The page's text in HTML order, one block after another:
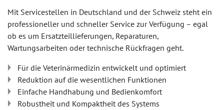
Mit Servicestellen in Deutschland und der Schweiz steht ein
professioneller und schneller Service zur Verfügung – egal
ob es um Ersatzteillieferungen, Reparaturen,
Wartungsarbeiten oder technische Rückfragen geht.
Für die Veterinärmedizin entwickelt und optimiert
Reduktion auf die wesentlichen Funktionen
Einfache Handhabung und Bedienkomfort
Robustheit und Kompaktheit des Systems